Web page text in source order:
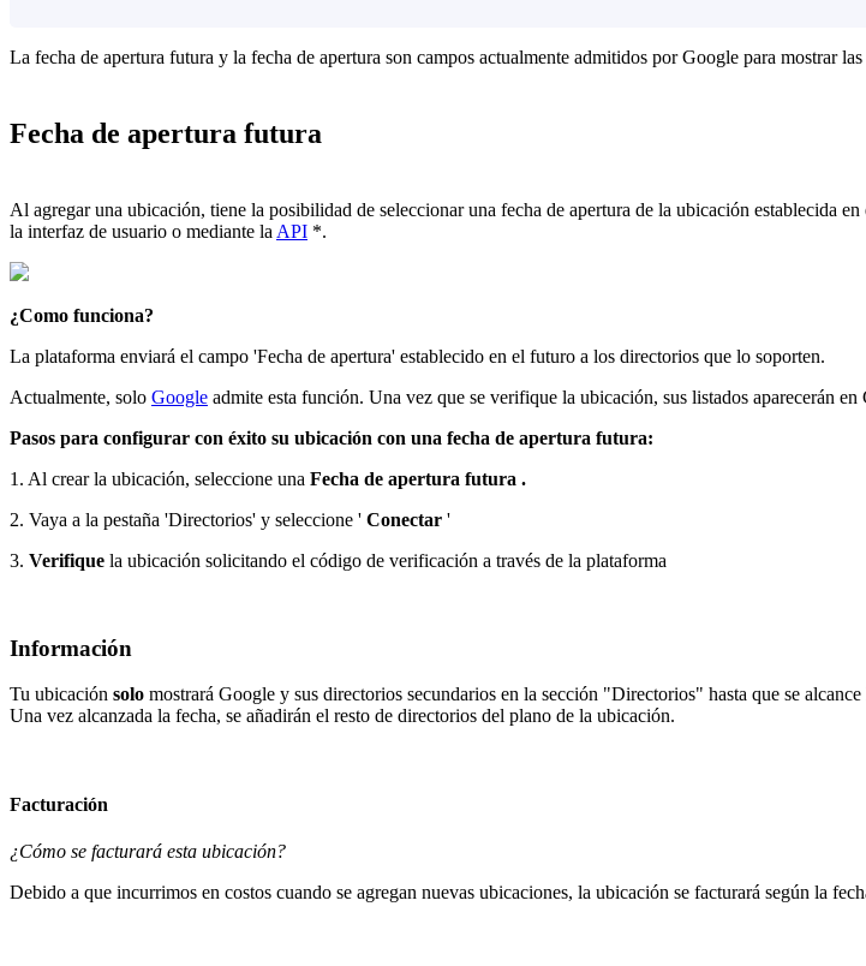
La fecha de apertura futura y la fecha de apertura son campos actualmente admitidos por Google para mostrar
Fecha de apertura futura
Al agregar una ubicación, tiene la posibilidad de seleccionar una fecha de apertura de la ubicación establecida
la interfaz de usuario o mediante la API *.
¿Como funciona?
La plataforma enviará el campo 'Fecha de apertura' establecido en el futuro a los directorios que lo soporten.
Actualmente, solo Google admite esta función. Una vez que se verifique la ubicación, sus listados aparecerán en
Pasos para configurar con éxito su ubicación con una fecha de apertura futura:
1. Al crear la ubicación, seleccione una Fecha de apertura futura .
2. Vaya a la pestaña 'Directorios' y seleccione ' Conectar '
3. Verifique la ubicación solicitando el código de verificación a través de la plataforma
Información
Tu ubicación solo mostrará Google y sus directorios secundarios en la sección "Directorios" hasta que se
Una vez alcanzada la fecha, se añadirán el resto de directorios del plano de la ubicación.
Facturación
¿Cómo se facturará esta ubicación?
Debido a que incurrimos en costos cuando se agregan nuevas ubicaciones, la ubicación se facturará según la